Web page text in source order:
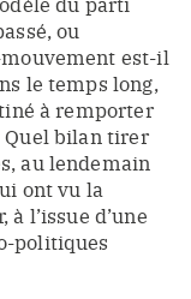
ou
est-il
le temps long,
à remporter
Quel bilan tirer
au lendemain
ont vu la
l’issue d’une
politiques